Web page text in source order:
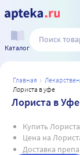
Каталог
главная
лориста в уфе
Лориста в Уфе
Купить
Цена на
Доставка